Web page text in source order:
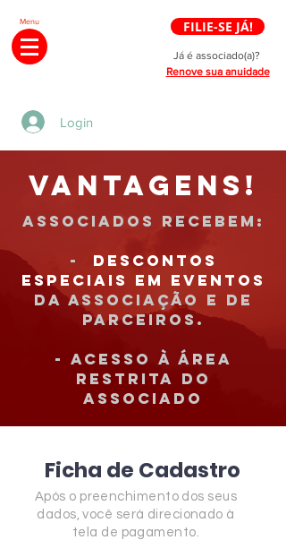
Menu FILIE-SE JÁ!
Já é associado(a)?
Renove sua anuidade
Login
vantagens!
Associados recebem:
- descontos
especiais em eventos
da associação e de
parceiros.
- Acesso à área
restrita do
associado
Ficha de Cadastro
Após o preenchimento dos seus
dados, você será direcionado à
tela de pagamento.